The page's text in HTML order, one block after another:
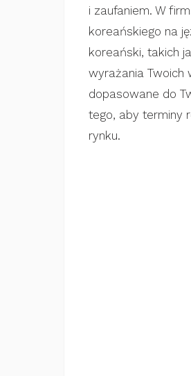
i zaufaniem. W
koreańskiego na
koreański, takich
wyrażania Twoich
dopasowane do
tego, aby terminy
rynku.